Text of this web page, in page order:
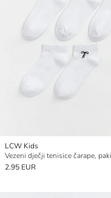
LCW Kids
2.95 EUR